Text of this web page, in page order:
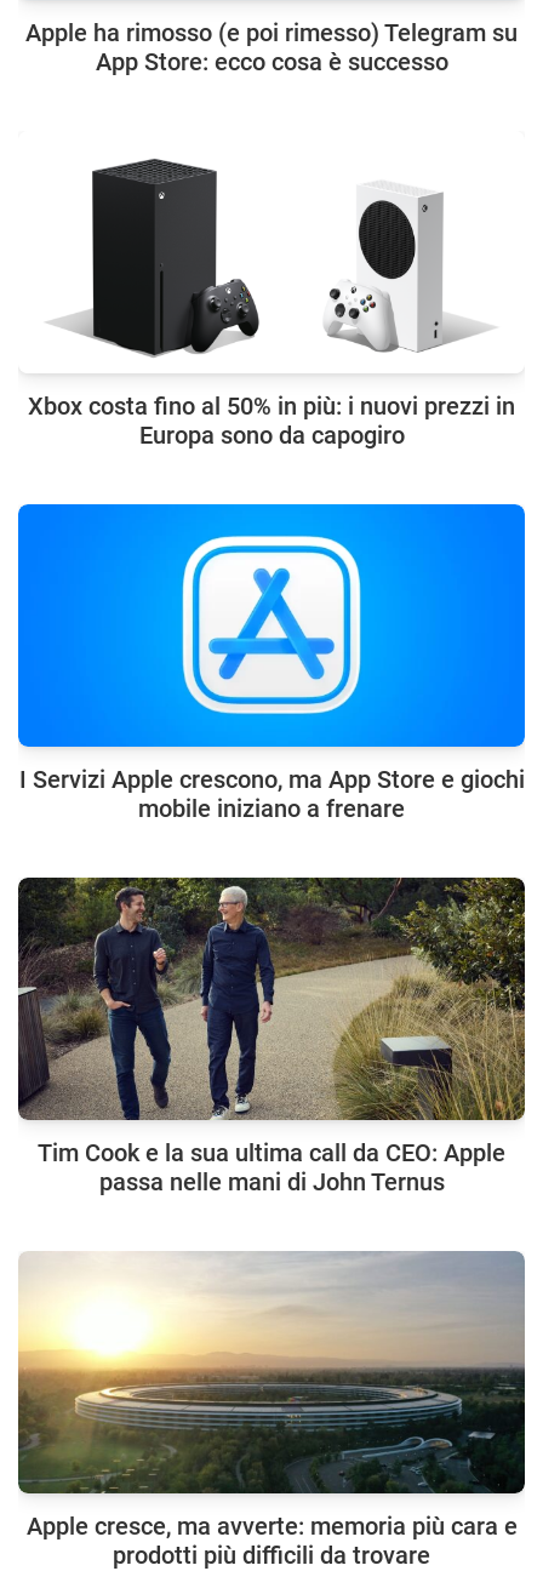
Apple ha rimosso (e poi rimesso) Telegram su
App Store: ecco cosa è successo
Xbox costa fino al 50% in più: i nuovi prezzi in
Europa sono da capogiro
I Servizi Apple crescono, ma App Store e giochi
mobile iniziano a frenare
Tim Cook e la sua ultima call da CEO: Apple
passa nelle mani di John Ternus
Apple cresce, ma avverte: memoria più cara e
prodotti più difficili da trovare